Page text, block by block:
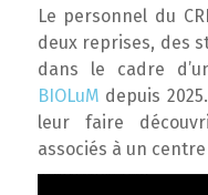
Le personnel du
deux reprises, des
dans le cadre
BIOLuM depuis
leur faire
associés à un